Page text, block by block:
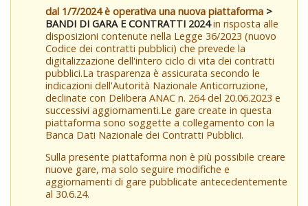
dal 1/7/2024 è operativa una nuova piattaforma >
BANDI DI GARA E CONTRATTI 2024in risposta alle
disposizioni contenute nella Legge 36/2023 (nuovo
Codice dei contratti pubblici) che prevede la
digitalizzazione dell'intero ciclo di vita dei contratti
pubblici.La trasparenza è assicurata secondo le
indicazioni dell'Autorità Nazionale Anticorruzione,
declinate con Delibera ANAC n. 264 del 20.06.2023 e
successivi aggiornamenti.Le gare create in questa
piattaforma sono soggette a collegamento con la
Banca Dati Nazionale dei Contratti Pubblici.
Sulla presente piattaforma non è più possibile creare
nuove gare, ma solo seguire modifiche e
aggiornamenti di gare pubblicate antecedentemente
al 30.6.24.